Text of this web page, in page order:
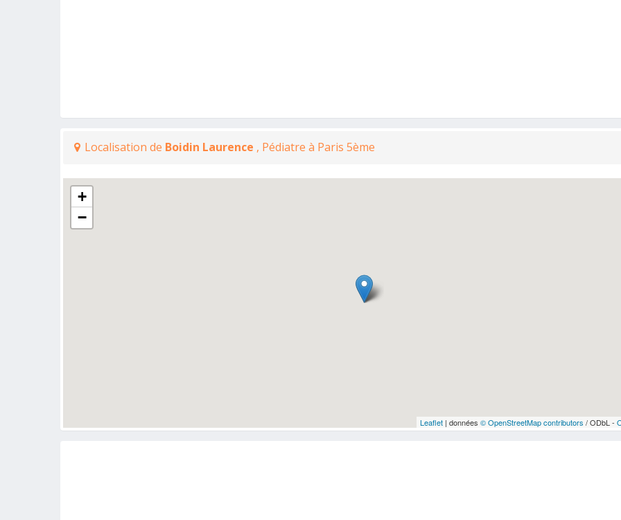
Localisation de Boidin Laurence , Pédiatre à Paris 5ème
+
−
Leaflet| données © OpenStreetMap contributors / ODbL -